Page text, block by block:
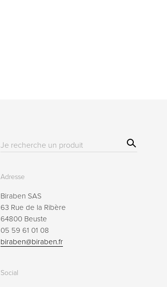
Résultat(s)
Sear
ch
Adresse
Biraben SAS
63 Rue de la Ribère
64800 Beuste
05 59 61 01 08
biraben@biraben.fr
Social